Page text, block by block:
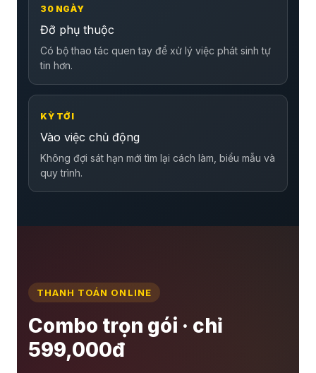
30 NGÀY
Đỡ phụ thuộc
Có bộ thao tác quen tay để xử lý việc phát sinh tự
tin hơn.
KỲ TỚI
Vào việc chủ động
Không đợi sát hạn mới tìm lại cách làm, biểu mẫu và
quy trình.
THANH TOÁN ONLINE
Combo trọn gói · chỉ
599,000đ